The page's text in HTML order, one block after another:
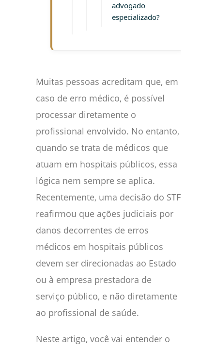
advogado
especializado?
Muitas pessoas acreditam que, em
caso de erro médico, é possível
processar diretamente o
profissional envolvido. No entanto,
quando se trata de médicos que
atuam em hospitais públicos, essa
lógica nem sempre se aplica.
Recentemente, uma decisão do STF
reafirmou que ações judiciais por
danos decorrentes de erros
médicos em hospitais públicos
devem ser direcionadas ao Estado
ou à empresa prestadora de
serviço público, e não diretamente
ao profissional de saúde.
Neste artigo, você vai entender o